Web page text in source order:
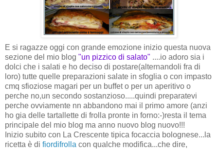
E si ragazze oggi con grande emozione inizio questa nuova
sezione del mio blog "un pizzico di salato" ....io adoro sia i
dolci che i salati e ho deciso di postare(alternandoli fra di
loro) tutte quelle preparazioni salate in sfoglia o con impasto
cmq sfioziose magari per un buffet o per un aperitivo o
perche no,un secondo sostanzioso.....quindi preparatevi
perche ovviamente nn abbandono mai il primo amore (anzi
ho gia delle tartallette di frolla pronte in forno:-)resta il tema
principale del mio blog ma anno nuovo blog nuovo!!!
Inizio subito con La Crescente tipica focaccia bolognese...la
ricetta è di fiordifrolla con qualche modifica...che dire,